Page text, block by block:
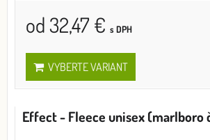
od 32,47 € s DPH
VYBERTE VARIANT
Effect - Fleece unisex (marlboro